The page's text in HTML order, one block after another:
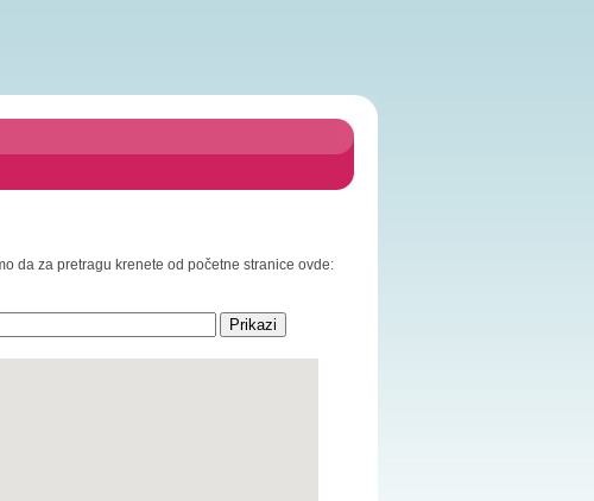
da za pretragu krenete od početne stranice ovde: